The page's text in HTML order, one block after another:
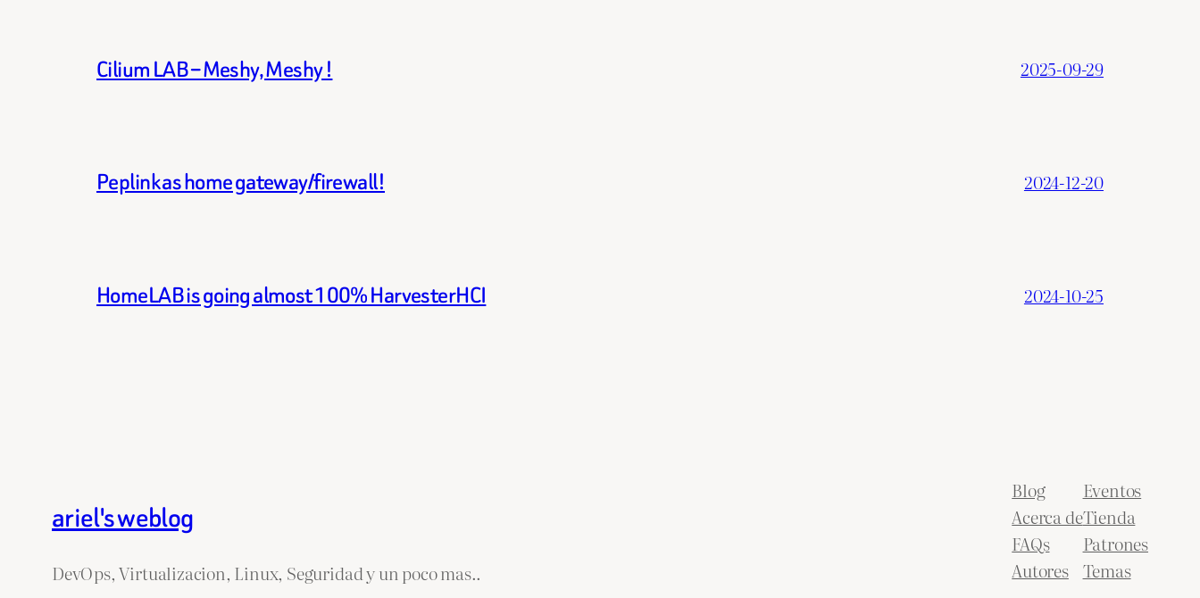
Cilium LAB – Meshy, Meshy ! 2025-09-29
Peplink as home gateway/firewall! 2024-12-20
HomeLAB is going almost 100% HarvesterHCI 2024-10-25
ariel's weblog
DevOps, Virtualizacion, Linux, Seguridad y un poco mas..
Blog
Acerca de
FAQs
Autores
Eventos
Tienda
Patrones
Temas